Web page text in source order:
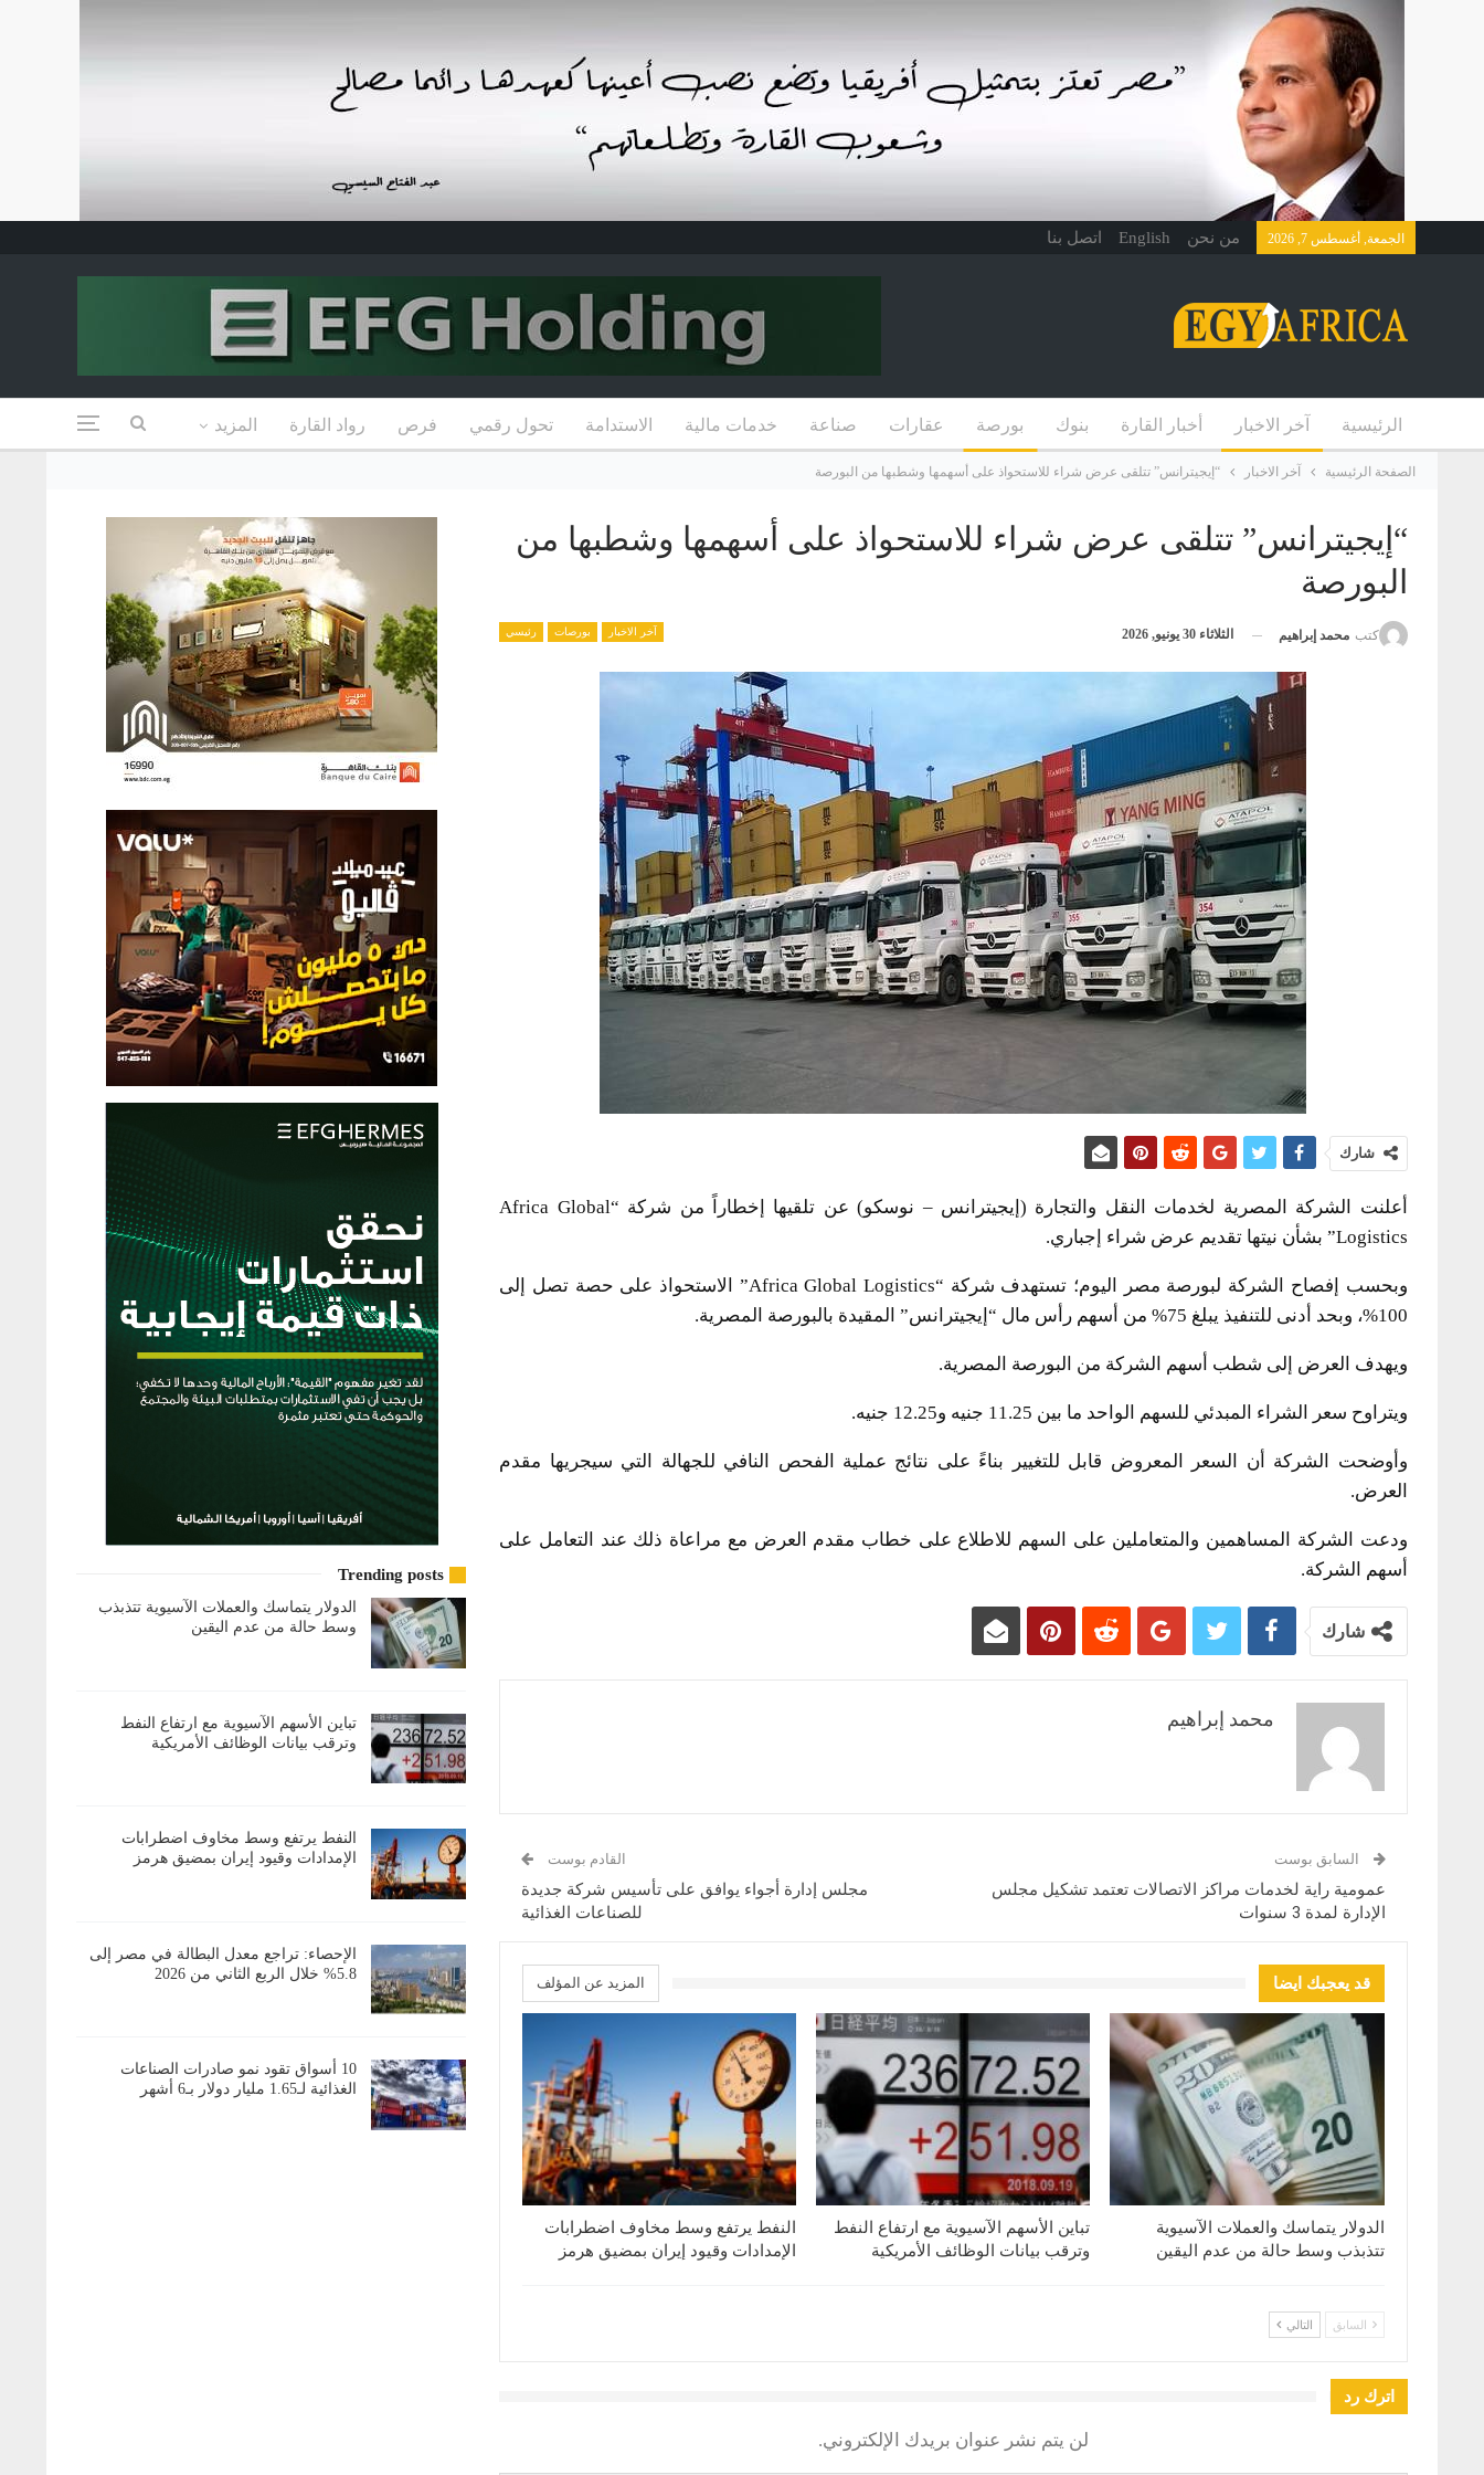
الجمعة, أغسطس 7, 2026 من نحن English اتصل بنا
الرئيسية آخر الاخبار أخبار القارة بنوك بورصة عقارات صناعة خدمات مالية الاستدامة تحول رقمي فرص رواد القارة المزيد
الصفحة الرئيسية آخر الاخبار “إيجيترانس” تتلقى عرض شراء للاستحواذ على أسهمها وشطبها من البورصة
“إيجيترانس” تتلقى عرض شراء للاستحواذ على أسهمها وشطبها من
البورصة
آخر الاخبار بورصات رئيسي كتب محمد إبراهيم الثلاثاء 30 يونيو, 2026
شارك
أعلنت الشركة المصرية لخدمات النقل والتجارة (إيجيترانس – نوسكو) عن تلقيها إخطاراً من شركة “Africa Global
Logistics” بشأن نيتها تقديم عرض شراء إجباري.
​وبحسب إفصاح الشركة لبورصة مصر اليوم؛ تستهدف شركة “Africa Global Logistics” الاستحواذ على حصة تصل إلى
100%، وبحد أدنى للتنفيذ يبلغ 75% من أسهم رأس مال “إيجيترانس” المقيدة بالبورصة المصرية.
​ويهدف العرض إلى شطب أسهم الشركة من البورصة المصرية.
​ويتراوح سعر الشراء المبدئي للسهم الواحد ما بين 11.25 جنيه و12.25 جنيه.
و​أوضحت الشركة أن السعر المعروض قابل للتغيير بناءً على نتائج عملية الفحص النافي للجهالة التي سيجريها مقدم
العرض.
​ودعت الشركة المساهمين والمتعاملين على السهم للاطلاع على خطاب مقدم العرض مع مراعاة ذلك عند التعامل على
أسهم الشركة.
شارك
محمد إبراهيم
السابق بوست
عمومية راية لخدمات مراكز الاتصالات تعتمد تشكيل مجلس
الإدارة لمدة 3 سنوات
القادم بوست
مجلس إدارة أجواء يوافق على تأسيس شركة جديدة
للصناعات الغذائية
قد يعجبك ايضا المزيد عن المؤلف
الدولار يتماسك والعملات الآسيوية
تتذبذب وسط حالة من عدم اليقين
تباين الأسهم الآسيوية مع ارتفاع النفط
وترقب بيانات الوظائف الأمريكية
النفط يرتفع وسط مخاوف اضطرابات
الإمدادات وقيود إيران بمضيق هرمز
السابق التالي
اترك رد
لن يتم نشر عنوان بريدك الإلكتروني.
Trending posts
الدولار يتماسك والعملات الآسيوية تتذبذب
وسط حالة من عدم اليقين
تباين الأسهم الآسيوية مع ارتفاع النفط
وترقب بيانات الوظائف الأمريكية
النفط يرتفع وسط مخاوف اضطرابات
الإمدادات وقيود إيران بمضيق هرمز
الإحصاء: تراجع معدل البطالة في مصر إلى
5.8% خلال الربع الثاني من 2026
10 أسواق تقود نمو صادرات الصناعات
الغذائية لـ1.65 مليار دولار بـ6 أشهر